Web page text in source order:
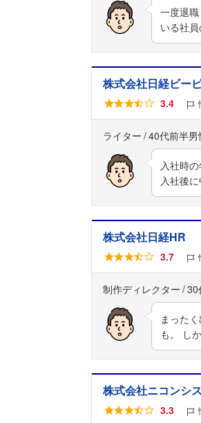
一度退
いる社
株式会社日経ビー
3.4
ライター 40代前半男
入社時
入社後
株式会社日経HR
3.7
制作ディレクター 30
まった
も。 し
株式会社ニコンシ
3.3